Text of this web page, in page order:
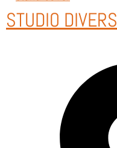
STUDIO DIVERS